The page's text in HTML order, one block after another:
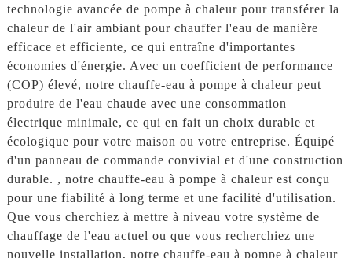
technologie avancée de pompe à chaleur pour transférer la
chaleur de l'air ambiant pour chauffer l'eau de manière
efficace et efficiente, ce qui entraîne d'importantes
économies d'énergie. Avec un coefficient de performance
(COP) élevé, notre chauffe-eau à pompe à chaleur peut
produire de l'eau chaude avec une consommation
électrique minimale, ce qui en fait un choix durable et
écologique pour votre maison ou votre entreprise. Équipé
d'un panneau de commande convivial et d'une construction
durable. , notre chauffe-eau à pompe à chaleur est conçu
pour une fiabilité à long terme et une facilité d'utilisation.
Que vous cherchiez à mettre à niveau votre système de
chauffage de l'eau actuel ou que vous recherchiez une
nouvelle installation, notre chauffe-eau à pompe à chaleur